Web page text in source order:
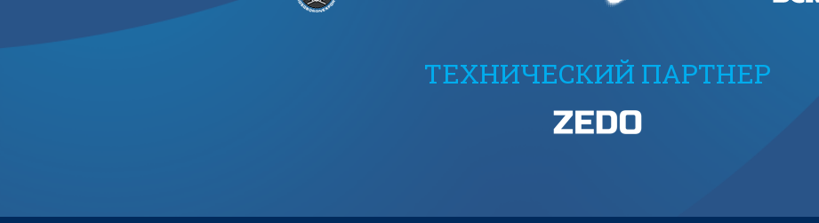
ТЕХНИЧЕСКИЙ ПАРТНЕР